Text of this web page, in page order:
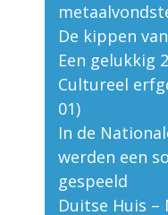
De kippen
Een gelukkig
Cultureel
01)
In de
werden een
gespeeld
Duitse Huis